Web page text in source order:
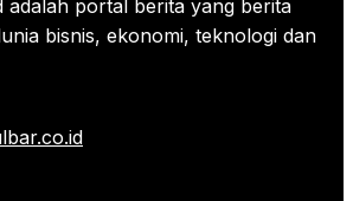
adalah portal berita yang berita
bisnis, ekonomi, teknologi dan